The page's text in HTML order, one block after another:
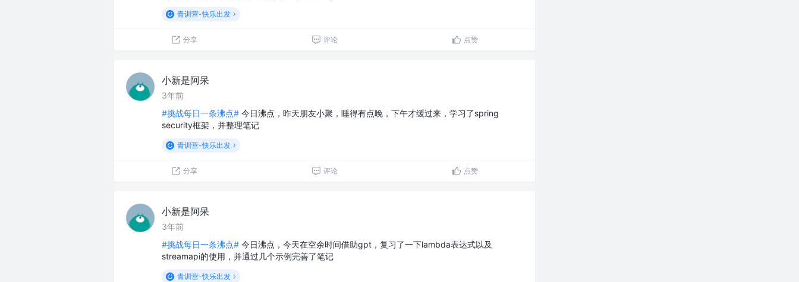
青训营-快乐出发
分享 评论 点赞
小新是阿呆
3年前
#挑战每日一条沸点# 今日沸点，昨天朋友小聚，睡得有点晚，下午才缓过来，学习了spring
security框架，并整理笔记
青训营-快乐出发
分享 评论 点赞
小新是阿呆
3年前
#挑战每日一条沸点# 今日沸点，今天在空余时间借助gpt，复习了一下lambda表达式以及
streamapi的使用，并通过几个示例完善了笔记
青训营-快乐出发